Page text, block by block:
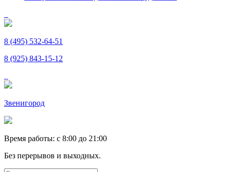
8 (495) 532-64-51
8 (925) 843-15-12
Звенигород
Время работы: c 8:00 до 21:00
Без перерывов и выходных.